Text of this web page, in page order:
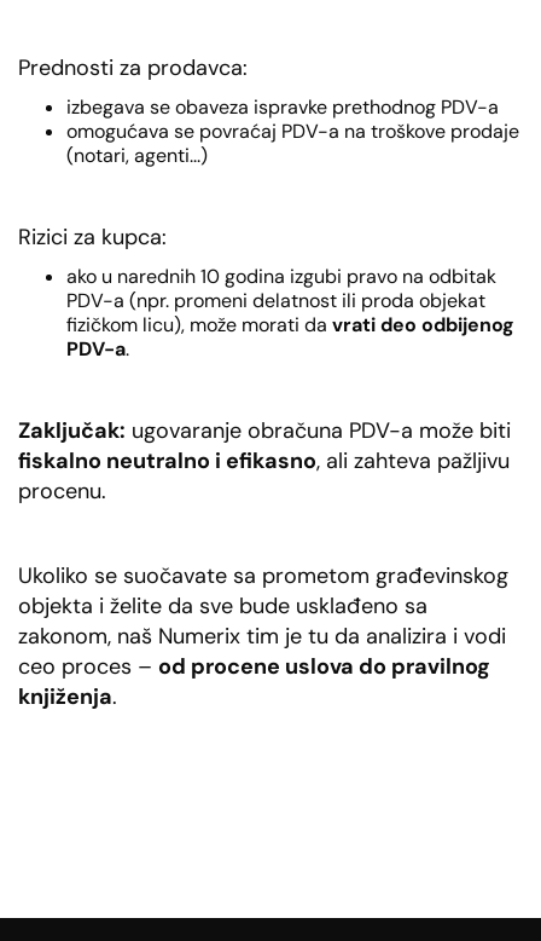
Prednosti za prodavca:
izbegava se obaveza ispravke prethodnog PDV-a
omogućava se povraćaj PDV-a na troškove prodaje
(notari, agenti...)
Rizici za kupca:
ako u narednih 10 godina izgubi pravo na odbitak
PDV-a (npr. promeni delatnost ili proda objekat
fizičkom licu), može morati da vrati deo odbijenog
PDV-a.
Zaključak: ugovaranje obračuna PDV-a može biti
fiskalno neutralno i efikasno, ali zahteva pažljivu
procenu.
Ukoliko se suočavate sa prometom građevinskog
objekta i želite da sve bude usklađeno sa
zakonom, naš Numerix tim je tu da analizira i vodi
ceo proces – od procene uslova do pravilnog
knjiženja.